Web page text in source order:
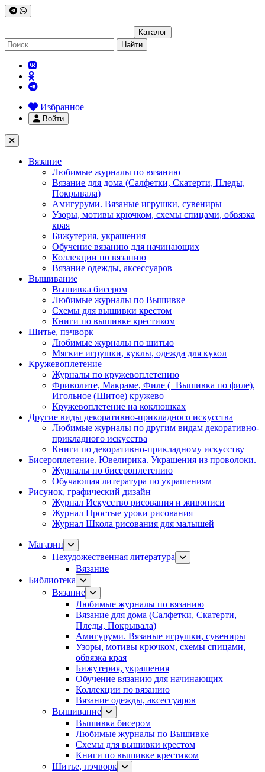
Каталог
Найти
Избранное
Войти
Вязание
Любимые журналы по вязанию
Вязание для дома (Салфетки, Скатерти, Пледы,
Покрывала)
Амигуруми. Вязаные игрушки, сувениры
Узоры, мотивы крючком, схемы спицами, обвязка
края
Бижутерия, украшения
Обучение вязанию для начинающих
Коллекции по вязанию
Вязание одежды, аксессуаров
Вышивание
Вышивка бисером
Любимые журналы по Вышивке
Схемы для вышивки крестом
Книги по вышивке крестиком
Шитье, пэчворк
Любимые журналы по шитью
Мягкие игрушки, куклы, одежда для кукол
Кружевоплетение
Журналы по кружевоплетению
Фриволите, Макраме, Филе (+Вышивка по филе),
Игольное (Шитое) кружево
Кружевоплетение на коклюшках
Другие виды декоративно-прикладного искусства
Любимые журналы по другим видам декоративно-
прикладного искусства
Книги по декоративно-прикладному искусству
Бисероплетение. Ювелирика. Украшения из проволоки.
Журналы по бисероплетению
Обучающая литература по украшениям
Рисунок, графический дизайн
Журнал Искусство рисования и живописи
Журнал Простые уроки рисования
Журнал Школа рисования для малышей
Магазин
Нехудожественная литература
Вязание
Библиотека
Вязание
Любимые журналы по вязанию
Вязание для дома (Салфетки, Скатерти,
Пледы, Покрывала)
Амигуруми. Вязаные игрушки, сувениры
Узоры, мотивы крючком, схемы спицами,
обвязка края
Бижутерия, украшения
Обучение вязанию для начинающих
Коллекции по вязанию
Вязание одежды, аксессуаров
Вышивание
Вышивка бисером
Любимые журналы по Вышивке
Схемы для вышивки крестом
Книги по вышивке крестиком
Шитье, пэчворк